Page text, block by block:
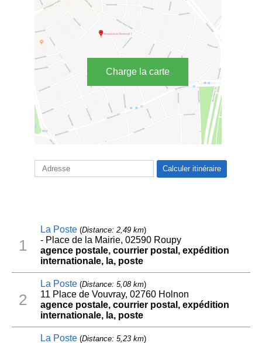
Charge la carte
1
La Poste(Distance: 2,49 km)
- Place de la Mairie, 02590 Roupy
agence postale, courrier postal, expédition
internationale, la, poste
2
La Poste(Distance: 5,08 km)
11 Place de Vouvray, 02760 Holnon
agence postale, courrier postal, expédition
internationale, la, poste
La Poste(Distance: 5,23 km)